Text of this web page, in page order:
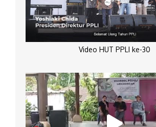
Video HUT PPLI ke-30